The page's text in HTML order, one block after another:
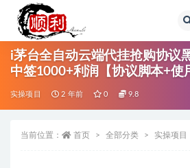
i茅台全自动云端代挂抢购协议
中签1000+利润【协议脚本+使
实操项目 2 年前 0 9.8
当前位置： 首页 全部分类 实操项目
全部